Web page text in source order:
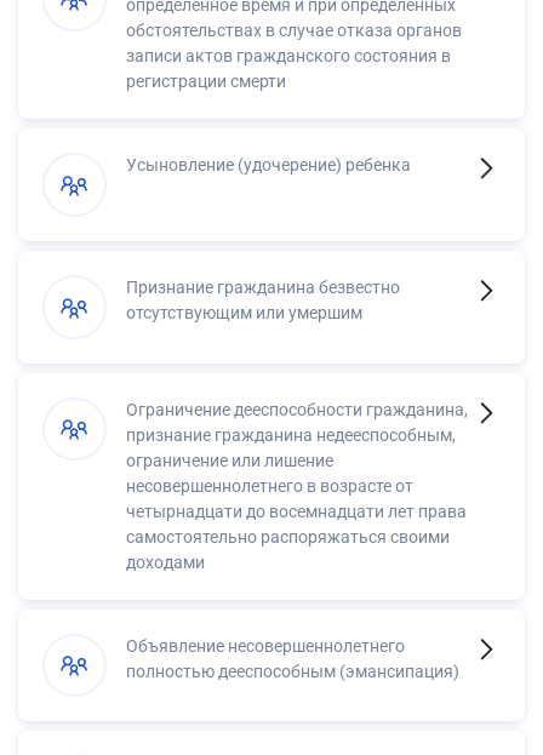
определенное время и при определенных
обстоятельствах в случае отказа органов
записи актов гражданского состояния в
регистрации смерти
Усыновление (удочерение) ребенка
Признание гражданина безвестно
отсутствующим или умершим
Ограничение дееспособности гражданина,
признание гражданина недееспособным,
ограничение или лишение
несовершеннолетнего в возрасте от
четырнадцати до восемнадцати лет права
самостоятельно распоряжаться своими
доходами
Объявление несовершеннолетнего
полностью дееспособным (эмансипация)